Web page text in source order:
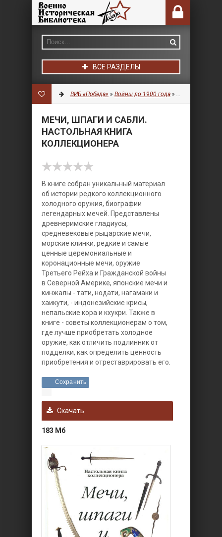
ВСЕ РАЗДЕЛЫ
ВИБ «Победа» » Войны до 1900 года » Оружие
МЕЧИ, ШПАГИ И САБЛИ.
НАСТОЛЬНАЯ КНИГА
КОЛЛЕКЦИОНЕРА
В книге собран уникальный материал
об истории редкого коллекционного
холодного оружия, биографии
легендарных мечей. Представлены
древнеримские гладиусы,
средневековые рыцарские мечи,
морские клинки, редкие и самые
ценные церемониальные и
коронационные мечи, оружие
Третьего Рейха и Гражданской войны
в Северной Америке, японские мечи и
кинжалы - тати, нодати, нагамаки и
хаикути, - индонезийские крисы,
непальские кора и кхукри. Также в
книге - советы коллекционерам о том,
где лучше приобретать холодное
оружие, как отличить подлинник от
подделки, как определить ценность
приобретения и отреставрировать его.
Сохранить
Скачать
183 Мб